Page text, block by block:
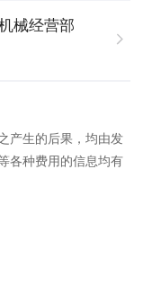
械经营部
产生的后果，均由发
各种费用的信息均有